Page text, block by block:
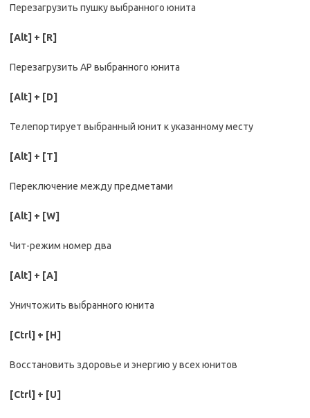
Перезагрузить пушку выбранного юнита
[Alt] + [R]
Перезагрузить AP выбранного юнита
[Alt] + [D]
Телепортирует выбранный юнит к указанному месту
[Alt] + [T]
Переключение между предметами
[Alt] + [W]
Чит-режим номер два
[Alt] + [A]
Уничтожить выбранного юнита
[Ctrl] + [Н]
Восстановить здоровье и энергию у всех юнитов
[Ctrl] + [U]